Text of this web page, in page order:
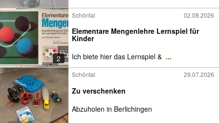
2
Schöntal 02.08.2026
Elementare Mengenlehre Lernspiel für
Kinder
Ich biete hier das Lernspiel & ...
Schöntal 29.07.2026
Zu verschenken
Abzuholen in Berlichingen